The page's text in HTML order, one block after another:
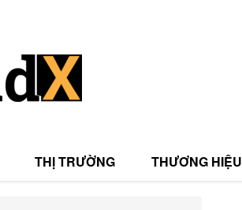
THỊ TRƯỜNG THƯƠNG HIỆU